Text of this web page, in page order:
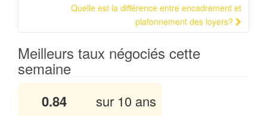
Quelle est la différence entre encadrement et
plafonnement des loyers?
Meilleurs taux négociés cette
semaine
0.84 sur 10 ans